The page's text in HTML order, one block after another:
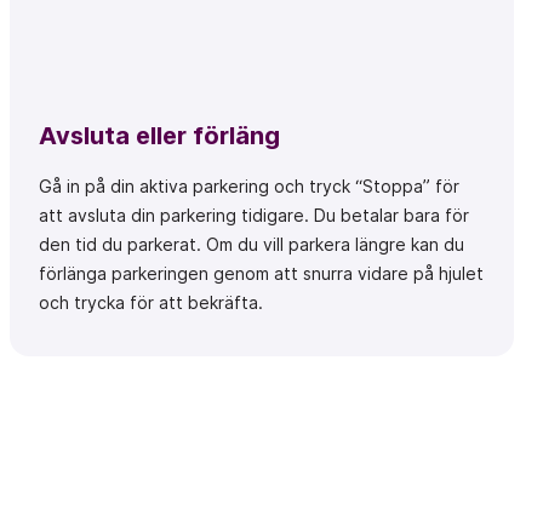
Avsluta eller förläng
Gå in på din aktiva parkering och tryck “Stoppa” för
att avsluta din parkering tidigare. Du betalar bara för
den tid du parkerat. Om du vill parkera längre kan du
förlänga parkeringen genom att snurra vidare på hjulet
och trycka för att bekräfta.